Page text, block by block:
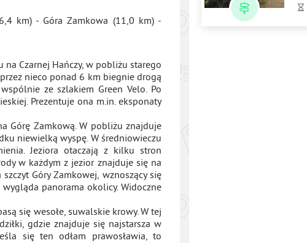
km) - Góra Zamkowa (11,0 km) -
Czarnej Hańczy, w pobliżu starego
nieco ponad 6 km biegnie drogą
ze szlakiem Green Velo. Po
Prezentuje ona m.in. eksponaty
Górę Zamkową. W pobliżu znajduje
niewielką wyspę. W średniowieczu
Jeziora otaczają z kilku stron
w każdym z jezior znajduje się na
Góry Zamkowej, wznoszący się
panorama okolicy. Widoczne
się wesołe, suwalskie krowy. W tej
gdzie znajduje się najstarsza w
się ten odłam prawosławia, to